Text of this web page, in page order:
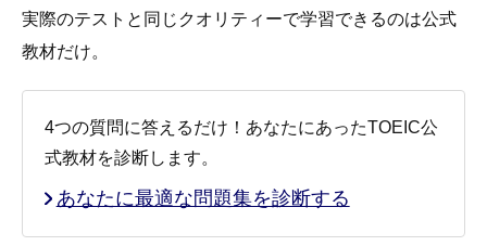
実際のテストと同じクオリティーで学習できるのは公式
教材だけ。
4つの質問に答えるだけ！あなたにあったTOEIC公
式教材を診断します。
あなたに最適な問題集を診断する